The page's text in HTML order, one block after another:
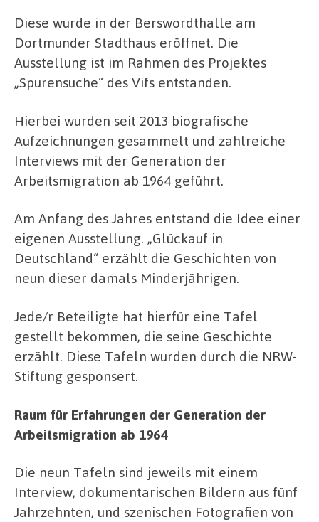
Diese wurde in der Berswordthalle am
Dortmunder Stadthaus eröffnet. Die
Ausstellung ist im Rahmen des Projektes
„Spurensuche“ des Vifs entstanden.
Hierbei wurden seit 2013 biografische
Aufzeichnungen gesammelt und zahlreiche
Interviews mit der Generation der
Arbeitsmigration ab 1964 geführt.
Am Anfang des Jahres entstand die Idee einer
eigenen Ausstellung. „Glückauf in
Deutschland“ erzählt die Geschichten von
neun dieser damals Minderjährigen.
Jede/r Beteiligte hat hierfür eine Tafel
gestellt bekommen, die seine Geschichte
erzählt. Diese Tafeln wurden durch die NRW-
Stiftung gesponsert.
Raum für Erfahrungen der Generation der
Arbeitsmigration ab 1964
Die neun Tafeln sind jeweils mit einem
Interview, dokumentarischen Bildern aus fünf
Jahrzehnten, und szenischen Fotografien von